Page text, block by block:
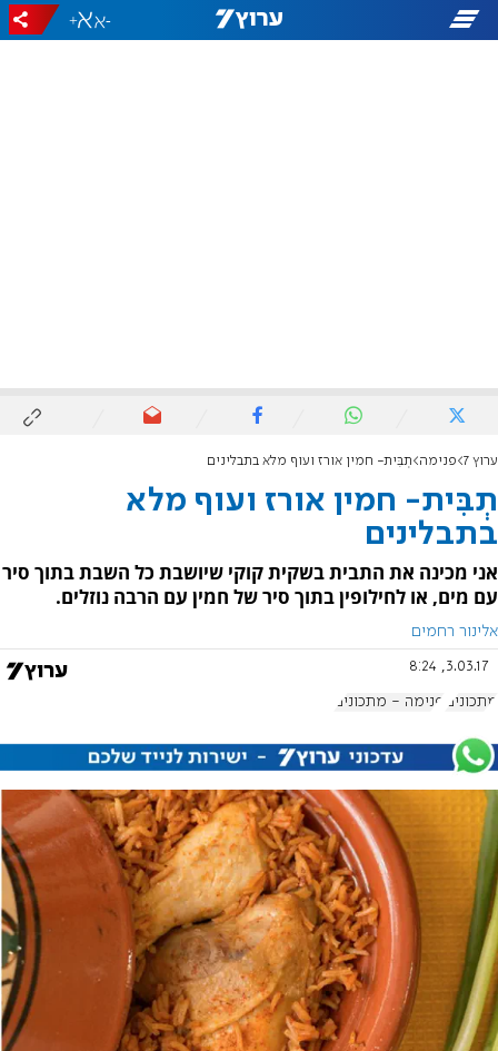
-
+
ערוץ 7 פנימה תְבִּית- חמין אורז ועוף מלא בתבלינים
תְבִּית- חמין אורז ועוף מלא
בתבלינים
אני מכינה את התבית בשקית קוקי שיושבת כל השבת בתוך סיר
עם מים, או לחילופין בתוך סיר של חמין עם הרבה נוזלים.
אלינור רחמים
3.03.17, 8:24
מתכונים פנימה - מתכונים